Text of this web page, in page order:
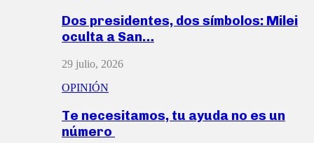
Dos presidentes, dos símbolos: Milei
oculta a San…
29 julio, 2026
OPINIÓN
Te necesitamos, tu ayuda no es un
número